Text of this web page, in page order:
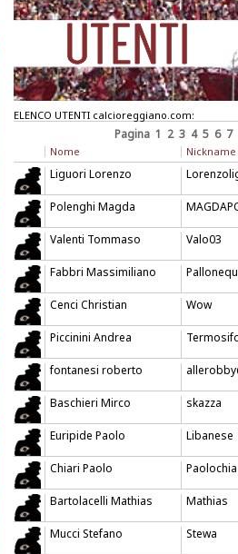
ELENCO UTENTI calcioreggiano.com:
Pagina 1 2 3 4 5 6 7
Nome Nickname
Liguori Lorenzo
Polenghi Magda
Valenti Tommaso Valo03
Fabbri Massimiliano
Cenci Christian Wow
Piccinini Andrea
fontanesi roberto
Baschieri Mirco skazza
Euripide Paolo Libanese
Chiari Paolo Paolochia
Bartolacelli Mathias Mathias
Mucci Stefano Stewa